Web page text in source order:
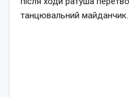
танцювальний майданчик.